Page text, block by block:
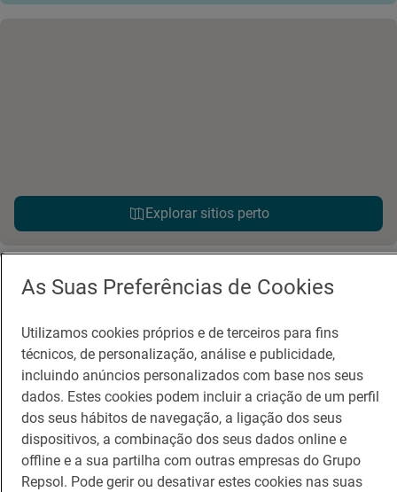
Explorar sitios perto
Guia Repsol
Comer
Ligações
Contacto
Sala de imprensa
As Suas Preferências de Cookies
Utilizamos cookies próprios e de terceiros para fins
técnicos, de personalização, análise e publicidade,
incluindo anúncios personalizados com base nos seus
dados. Estes cookies podem incluir a criação de um perfil
dos seus hábitos de navegação, a ligação dos seus
dispositivos, a combinação dos seus dados online e
offline e a sua partilha com outras empresas do Grupo
Repsol. Pode gerir ou desativar estes cookies nas suas